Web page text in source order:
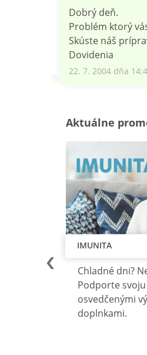
Dobrý deň.
Problém ktorý
Skúste náš
Dovidenia
22. 7. 2004 dňa
Aktuálne
IMUNITA
Chladné dni?
Podporte
osvedčenými
doplnkami.